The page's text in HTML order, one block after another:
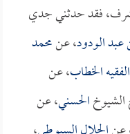
فقد حدثني جدي
عبد الودود، عنمحمد
الفقيه الخطاب، عن
الحسني، عن